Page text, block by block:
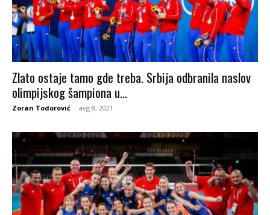
Zlato ostaje tamo gde treba. Srbija odbranila naslov
olimpijskog šampiona u...
Zoran Todorović - avg 8, 2021